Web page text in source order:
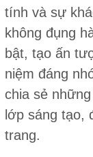
tính và sự
không đụng
bật, tạo ấn
niệm đáng
chia sẻ
lớp sáng tạo,
trang.